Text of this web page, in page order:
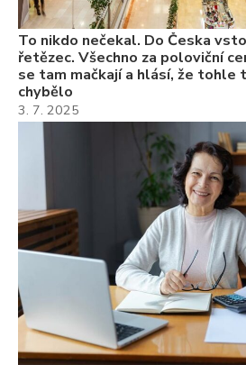
To nikdo nečekal. Do Česka
řetězec. Všechno za poloviční
se tam mačkají a hlásí, že tohle
chybělo
3. 7. 2025